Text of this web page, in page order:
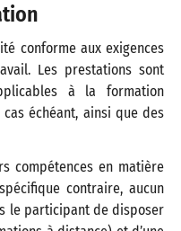
conforme aux exigences
Les prestations sont
à la formation
échéant, ainsi que des
compétences en matière
contraire, aucun
le participant de disposer